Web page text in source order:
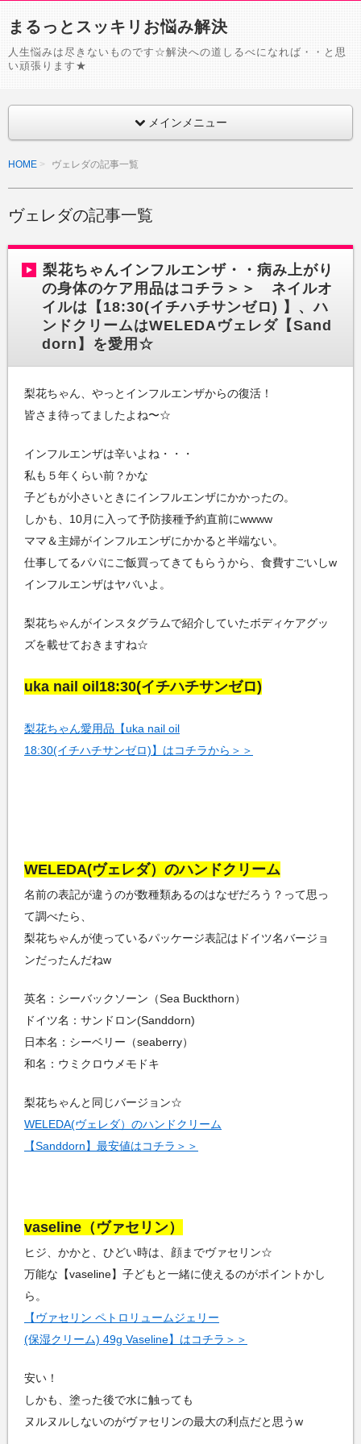
まるっとスッキリお悩み解決
人生悩みは尽きないものです☆解決への道しるべになれば・・と思
い頑張ります★
メインメニュー
HOME ヴェレダの記事一覧
ヴェレダの記事一覧
梨花ちゃんインフルエンザ・・病み上がり
の身体のケア用品はコチラ＞＞ ネイルオ
イルは【18:30(イチハチサンゼロ) 】、ハ
ンドクリームはWELEDAヴェレダ【Sand
dorn】を愛用☆
梨花ちゃん、やっとインフルエンザからの復活！
皆さま待ってましたよね〜☆
インフルエンザは辛いよね・・・
私も５年くらい前？かな
子どもが小さいときにインフルエンザにかかったの。
しかも、10月に入って予防接種予約直前にwwww
ママ＆主婦がインフルエンザにかかると半端ない。
仕事してるパパにご飯買ってきてもらうから、食費すごいしw
インフルエンザはヤバいよ。
梨花ちゃんがインスタグラムで紹介していたボディケアグッ
ズを載せておきますね☆
uka nail oil18:30(イチハチサンゼロ)
梨花ちゃん愛用品【uka nail oil
18:30(イチハチサンゼロ)】はコチラから＞＞
WELEDA(ヴェレダ）のハンドクリーム
名前の表記が違うのが数種類あるのはなぜだろう？って思っ
て調べたら、
梨花ちゃんが使っているパッケージ表記はドイツ名バージョ
ンだったんだねw
英名：シーバックソーン（Sea Buckthorn）
ドイツ名：サンドロン(Sanddorn)
日本名：シーベリー（seaberry）
和名：ウミクロウメモドキ
梨花ちゃんと同じバージョン☆
WELEDA(ヴェレダ）のハンドクリーム
【Sanddorn】最安値はコチラ＞＞
vaseline（ヴァセリン）
ヒジ、かかと、ひどい時は、顔までヴァセリン☆
万能な【vaseline】子どもと一緒に使えるのがポイントかし
ら。
【ヴァセリン ペトロリュームジェリー
(保湿クリーム) 49g Vaseline】はコチラ＞＞
安い！
しかも、塗った後で水に触っても
ヌルヌルしないのがヴァセリンの最大の利点だと思うw